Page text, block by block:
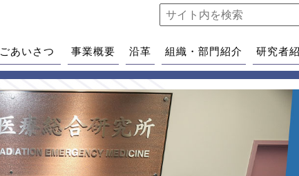
ごあいさつ 事業概要 沿革 組織・部門紹介 研究者